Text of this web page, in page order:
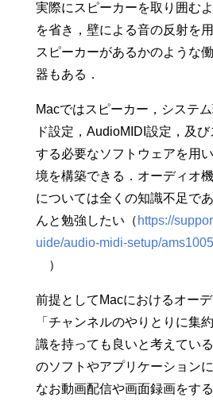
実際にスピーカーを取り囲む
を省き，壁による音の反射を
スピーカーがあるかのような
器もある．
Macではスピーカー，システ
ド設定，AudioMIDI設定，及
する必要なソフトウェアを用
境を構築できる．オーディオ
については全くの知識不足で
んと勉強したい（ https://
uide/audio-midi-setup/
）
前提としてMacにおけるオー
「チャンネルのやりとりに集
識を持っても良いと考えてい
のソフトやアプリケーション
なお動画配信や画面録画をす